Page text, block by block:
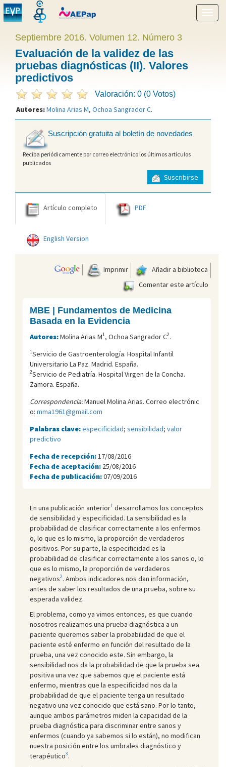
menú
Septiembre 2016. Volumen 12. Número 3
Evaluación de la validez de las
pruebas diagnósticas (II). Valores
predictivos
Valoración: 0 (0 Votos)
Autores:Molina Arias M, Ochoa Sangrador C.
Suscripción gratuita al boletín de novedades
Reciba periódicamente por correo electrónico los últimos artículos
publicados
Suscribirse
Artículo completo PDF
English Version
Imprimir
Añadir a biblioteca
Comentar este artículo
MBE | Fundamentos de Medicina
Basada en la Evidencia
Autores:Molina Arias M1, Ochoa Sangrador C2.
1Servicio de Gastroenterología. Hospital Infantil
Universitario La Paz. Madrid. España.
2Servicio de Pediatría. Hospital Virgen de la Concha.
Zamora. España.
Correspondencia:Manuel Molina Arias. Correo electrónic
o: mma1961@gmail.com
Palabras clave:especificidad; sensibilidad; valor
predictivo
Fecha de recepción: 17/08/2016
Fecha de aceptación: 25/08/2016
Fecha de publicación:07/09/2016
En una publicación anterior1 desarrollamos los conceptos
de sensibilidad y especificidad. La sensibilidad es la
probabilidad de clasificar correctamente a los enfermos
o, lo que es lo mismo, la proporción de verdaderos
positivos. Por su parte, la especificidad es la
probabilidad de clasificar correctamente a los sanos o, lo
que es lo mismo, la proporción de verdaderos
negativos2. Ambos indicadores nos dan información,
antes de saber los resultados de una prueba, sobre su
esperada validez.
El problema, como ya vimos entonces, es que cuando
nosotros realizamos una prueba diagnóstica a un
paciente queremos saber la probabilidad de que el
paciente esté enfermo en función del resultado de la
prueba, una vez conocido este. Sin embargo, la
sensibilidad nos da la probabilidad de que la prueba sea
positiva una vez que sabemos que el paciente está
enfermo, mientras que la especificidad nos da la
probabilidad de que el paciente tenga un resultado
negativo una vez conocido que está sano. Por lo tanto,
aunque ambos parámetros miden la capacidad de la
prueba diagnóstica para discriminar entre sanos y
enfermos (cuando ya sabemos si lo están), no modifican
nuestra posición entre los umbrales diagnóstico y
terapéutico3.